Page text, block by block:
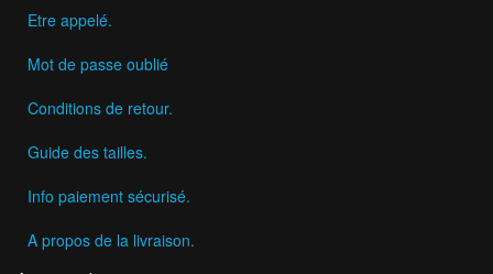
Etre appelé.
Mot de passe oublié
Conditions de retour.
Guide des tailles.
Info paiement sécurisé.
A propos de la livraison.